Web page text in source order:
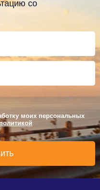
со
моих персональных